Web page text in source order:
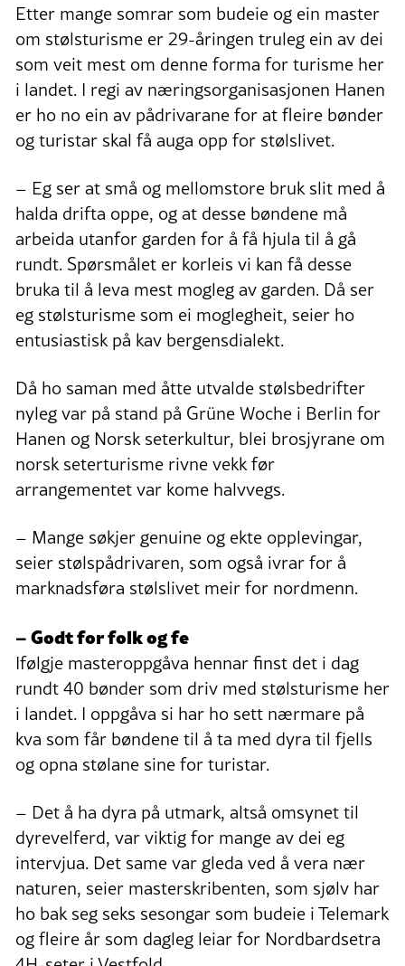
Etter mange somrar som budeie og ein master
om stølsturisme er 29-åringen truleg ein av dei
som veit mest om denne forma for turisme her
i landet. I regi av næringsorganisasjonen Hanen
er ho no ein av pådrivarane for at fleire bønder
og turistar skal få auga opp for stølslivet.
– Eg ser at små og mellomstore bruk slit med å
halda drifta oppe, og at desse bøndene må
arbeida utanfor garden for å få hjula til å gå
rundt. Spørsmålet er korleis vi kan få desse
bruka til å leva mest mogleg av garden. Då ser
eg stølsturisme som ei moglegheit, seier ho
entusiastisk på kav bergensdialekt.
Då ho saman med åtte utvalde stølsbedrifter
nyleg var på stand på Grüne Woche i Berlin for
Hanen og Norsk seterkultur, blei brosjyrane om
norsk seterturisme rivne vekk før
arrangementet var kome halvvegs.
– Mange søkjer genuine og ekte opplevingar,
seier stølspådrivaren, som også ivrar for å
marknadsføra stølslivet meir for nordmenn.
– Godt for folk og fe
Ifølgje masteroppgåva hennar finst det i dag
rundt 40 bønder som driv med stølsturisme her
i landet. I oppgåva si har ho sett nærmare på
kva som får bøndene til å ta med dyra til fjells
og opna stølane sine for turistar.
– Det å ha dyra på utmark, altså omsynet til
dyrevelferd, var viktig for mange av dei eg
intervjua. Det same var gleda ved å vera nær
naturen, seier masterskribenten, som sjølv har
ho bak seg seks sesongar som budeie i Telemark
og fleire år som dagleg leiar for Nordbardsetra